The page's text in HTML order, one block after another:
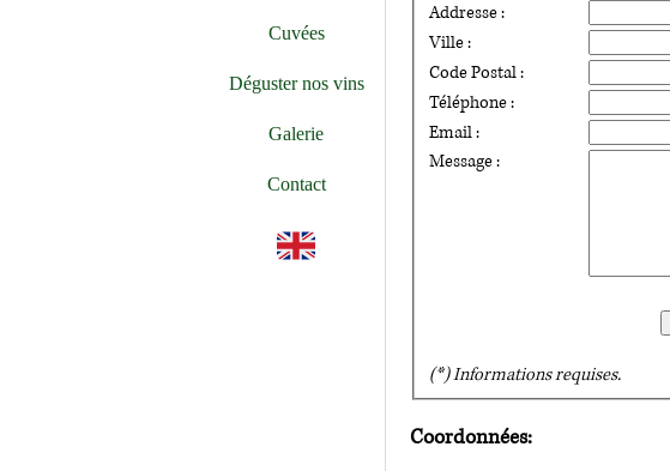
Cuvées
Déguster nos vins
Galerie
Contact
🇬🇧
Addresse :
Ville :
Code Postal :
Téléphone :
Email :
Message :
(*) Informations requises.
Coordonnées: